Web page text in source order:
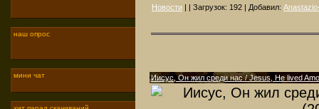
наш опрос
мини чат
Новости | | Загрузок: 192 | Добавил:
Иисус, Он жил среди нас / Jesus, He lived